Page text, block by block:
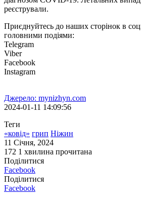
реєстрували.
Приєднуйтесь до наших сторінок в
головними подіями:
Telegram
Viber
Facebook
Instagram
Джерело: mynizhyn.com
2024-01-11 14:09:56
Теги
«ковід» грип Ніжин
11 Січня, 2024
172 1 хвилина прочитана
Поділитися
Facebook
Поділитися
Facebook